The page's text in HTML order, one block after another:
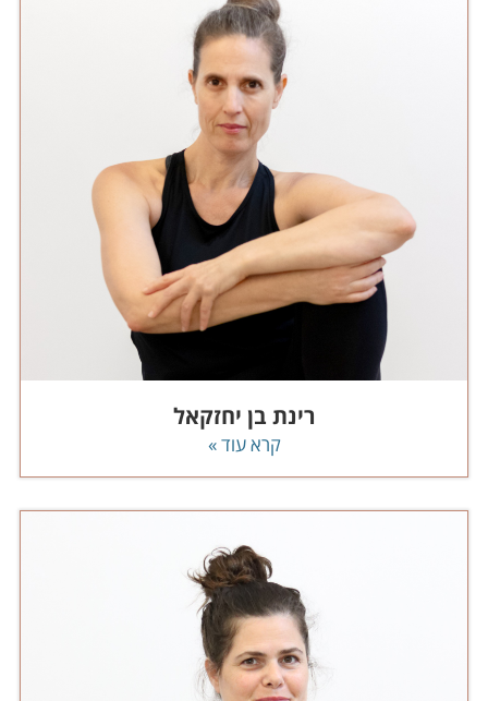
רינת בן יחזקאל
קרא עוד »